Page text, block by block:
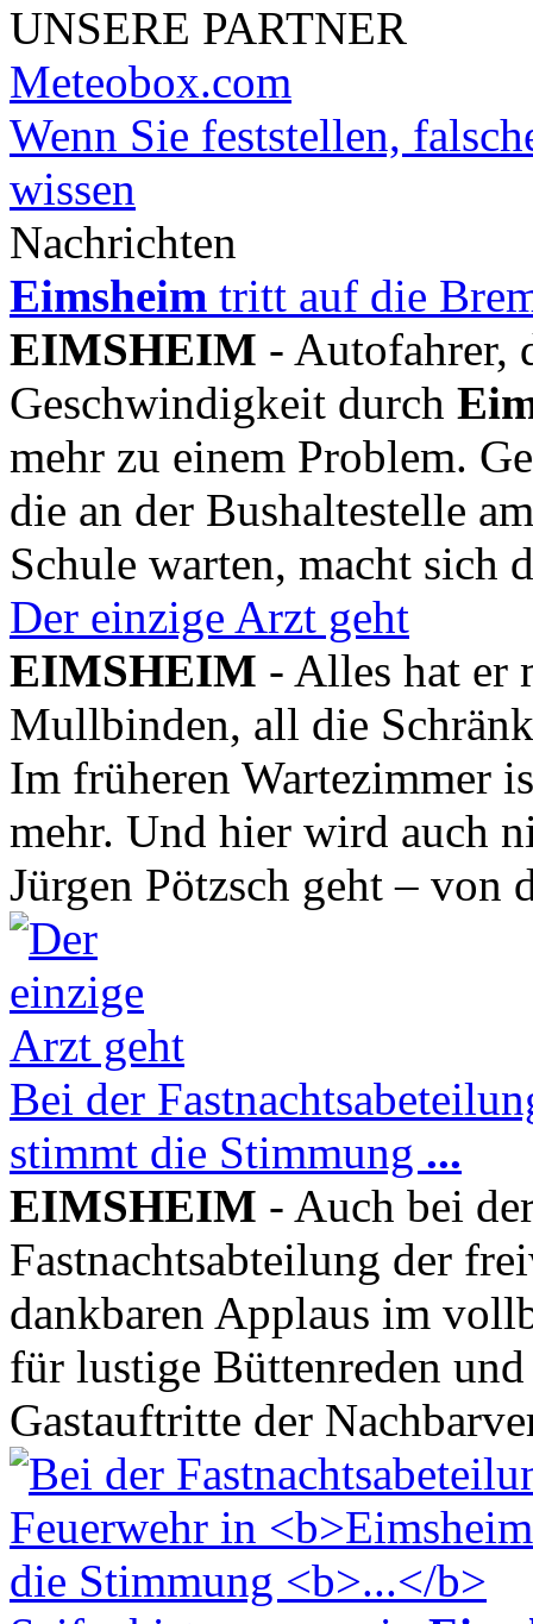
UNSERE PARTNER
Meteobox.com
Wenn Sie feststellen,
wissen
Nachrichten
Eimsheim tritt auf die
EIMSHEIM - Autofahrer,
Geschwindigkeit durch
mehr zu einem Problem.
die an der Bushaltestelle
Schule warten, macht sich
Der einzige Arzt geht
EIMSHEIM - Alles hat er
Mullbinden, all die
Im früheren Wartezimmer
mehr. Und hier wird auch
Jürgen Pötzsch geht – von
Bei der
stimmt die Stimmung ...
EIMSHEIM - Auch bei
Fastnachtsabteilung der
dankbaren Applaus im
für lustige Büttenreden
Gastauftritte der